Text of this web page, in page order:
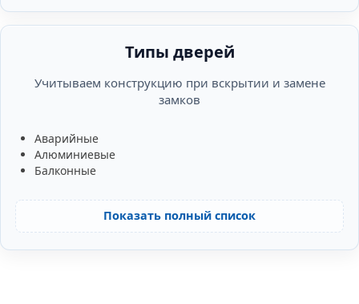
Типы дверей
Учитываем конструкцию при вскрытии и замене
замков
Аварийные
Алюминиевые
Балконные
Показать полный список